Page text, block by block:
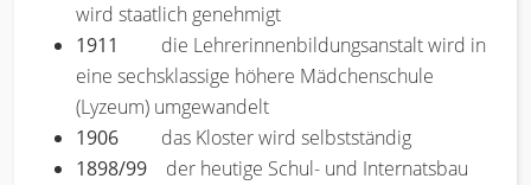
wird staatlich genehmigt
1911 die Lehrerinnenbildungsanstalt wird in
eine sechsklassige höhere Mädchenschule
(Lyzeum) umgewandelt
1906 das Kloster wird selbstständig
1898/99 der heutige Schul- und Internatsbau